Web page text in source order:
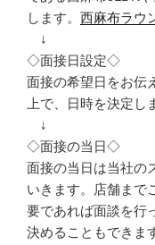
します。 西麻布ラウ
↓
◇面接日設定◇
面接の希望日をお伝
上で、日時を決定し
↓
◇面接の当日◇
面接の当日は当社の
いきます。店舗まで
要であれば面談を行
決めることもできま